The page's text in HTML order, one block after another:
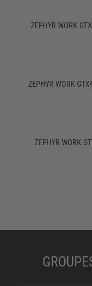
ZEPHYR WORK
ZEPHYR WORK
ZEPHYR WORK